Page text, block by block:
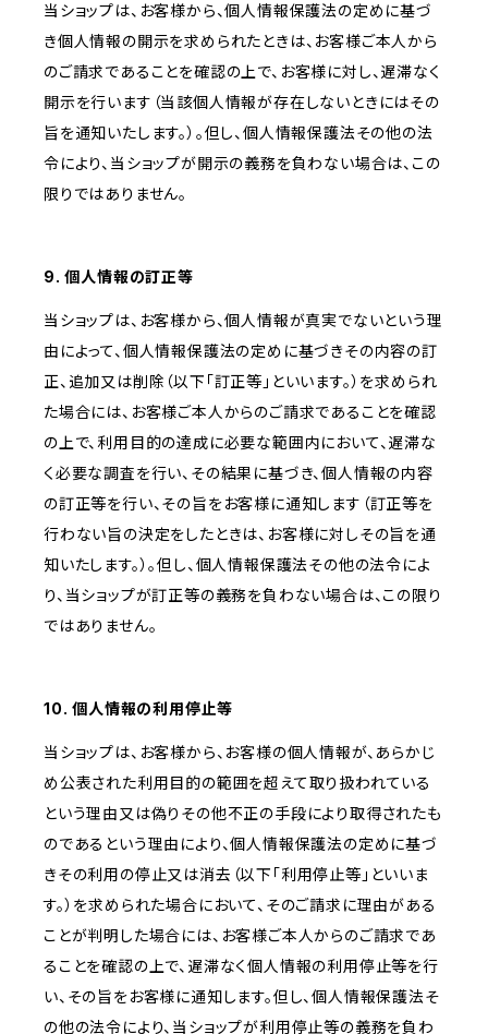
当ショップは、お客様から、個人情報保護法の定めに基づ
き個人情報の開示を求められたときは、お客様ご本人から
のご請求であることを確認の上で、お客様に対し、遅滞なく
開示を行います（当該個人情報が存在しないときにはその
旨を通知いたします。）。但し、個人情報保護法その他の法
令により、当ショップが開示の義務を負わない場合は、この
限りではありません。
9. 個人情報の訂正等
当ショップは、お客様から、個人情報が真実でないという理
由によって、個人情報保護法の定めに基づきその内容の訂
正、追加又は削除（以下「訂正等」といいます。）を求められ
た場合には、お客様ご本人からのご請求であることを確認
の上で、利用目的の達成に必要な範囲内において、遅滞な
く必要な調査を行い、その結果に基づき、個人情報の内容
の訂正等を行い、その旨をお客様に通知します（訂正等を
行わない旨の決定をしたときは、お客様に対しその旨を通
知いたします。）。但し、個人情報保護法その他の法令によ
り、当ショップが訂正等の義務を負わない場合は、この限り
ではありません。
10. 個人情報の利用停止等
当ショップは、お客様から、お客様の個人情報が、あらかじ
め公表された利用目的の範囲を超えて取り扱われている
という理由又は偽りその他不正の手段により取得されたも
のであるという理由により、個人情報保護法の定めに基づ
きその利用の停止又は消去（以下「利用停止等」といいま
す。）を求められた場合において、そのご請求に理由がある
ことが判明した場合には、お客様ご本人からのご請求であ
ることを確認の上で、遅滞なく個人情報の利用停止等を行
い、その旨をお客様に通知します。但し、個人情報保護法そ
の他の法令により、当ショップが利用停止等の義務を負わ